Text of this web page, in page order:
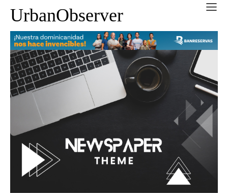
UrbanObserver